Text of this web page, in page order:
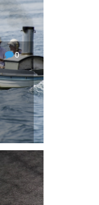
0